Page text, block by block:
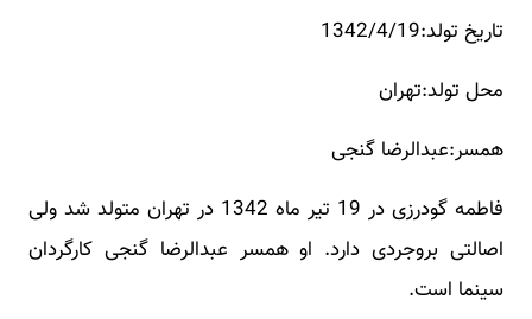
تاریخ تولد:1342/4/19
محل تولد:تهران
همسر:عبدالرضا گنجی
فاطمه گودرزی در 19 تیر ماه 1342 در تهران متولد شد ولی
اصالتی بروجردی دارد. او همسر عبدالرضا گنجی کارگردان
سینما است.